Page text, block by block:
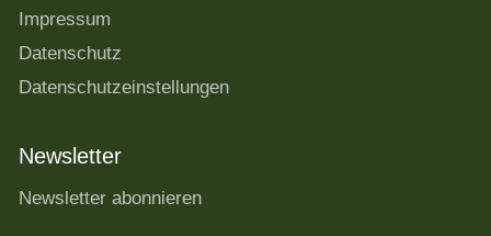
Impressum
Datenschutz
Datenschutzeinstellungen
Newsletter
Newsletter abonnieren